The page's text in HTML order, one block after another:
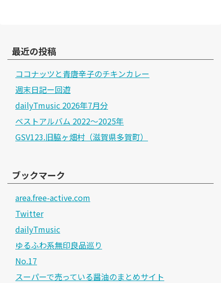
最近の投稿
ココナッツと青唐辛子のチキンカレー
週末日記ー回遊
dailyTmusic 2026年7月分
ベストアルバム 2022～2025年
GSV123.旧脇ヶ畑村（滋賀県多賀町）
ブックマーク
area.free-active.com
Twitter
dailyTmusic
ゆるふわ系無印良品巡り
No.17
スーパーで売っている醤油のまとめサイト